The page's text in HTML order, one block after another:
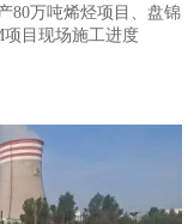
80万吨烯烃项目、盘锦
项目现场施工进度